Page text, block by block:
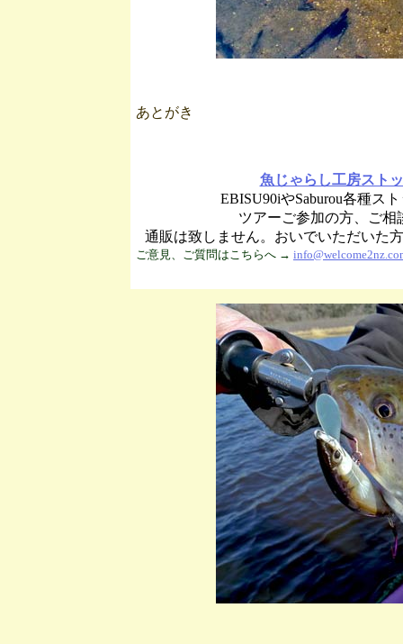
あとがき
魚じゃらし工房スト
EBISU90iやSaburou各種ス
ツアーご参加の方、ご相
通販は致しません。おいでいただいた
ご意見、ご質問はこちらへ →